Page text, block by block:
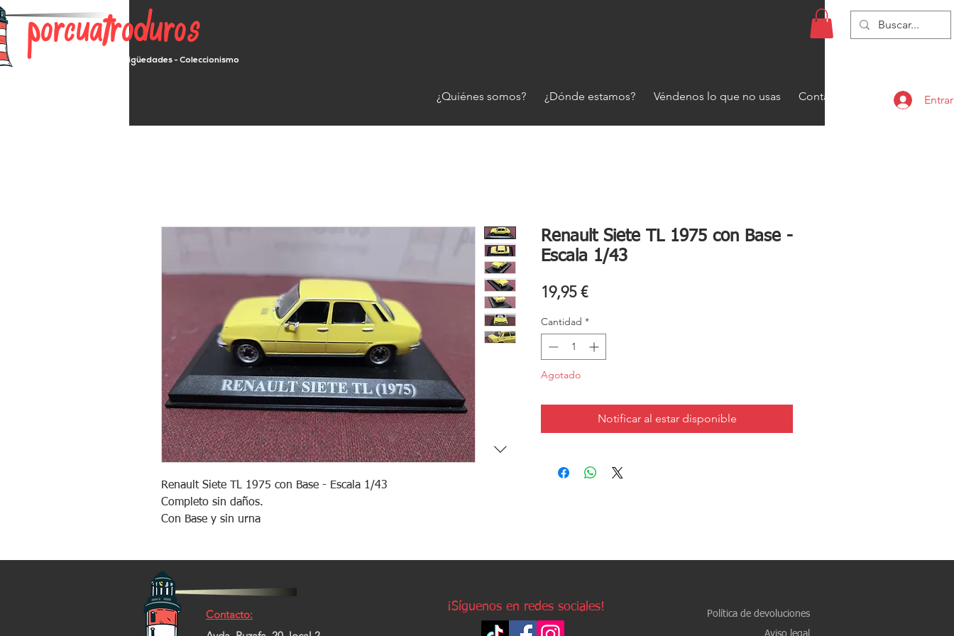
porcuatroduros
Segunda mano - Antigüedades - Coleccionismo
¿Quiénes somos? ¿Dónde estamos? Véndenos lo que no usas Contacto Entrar
Renault Siete TL 1975 con Base - Escala 1/43
Completo sin daños.
Con Base y sin urna
Renault Siete TL 1975 con Base -
Escala 1/43
19,95 €Precio
Cantidad *
Agotado
Notificar al estar disponible
Contacto:
¡Síguenos en redes sociales!
Política de devoluciones
Aviso legal